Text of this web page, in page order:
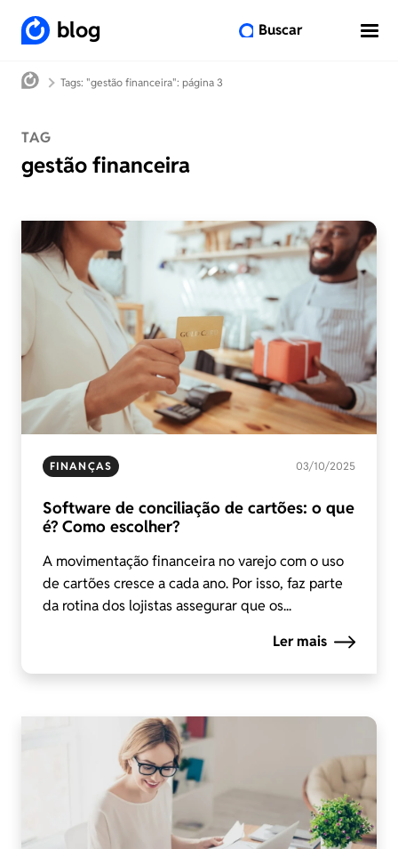
blog Buscar
Tags: "gestão financeira": página 3
TAG
gestão financeira
FINANÇAS 03/10/2025
Software de conciliação de cartões: o que
é? Como escolher?
A movimentação financeira no varejo com o uso
de cartões cresce a cada ano. Por isso, faz parte
da rotina dos lojistas assegurar que os...
Ler mais